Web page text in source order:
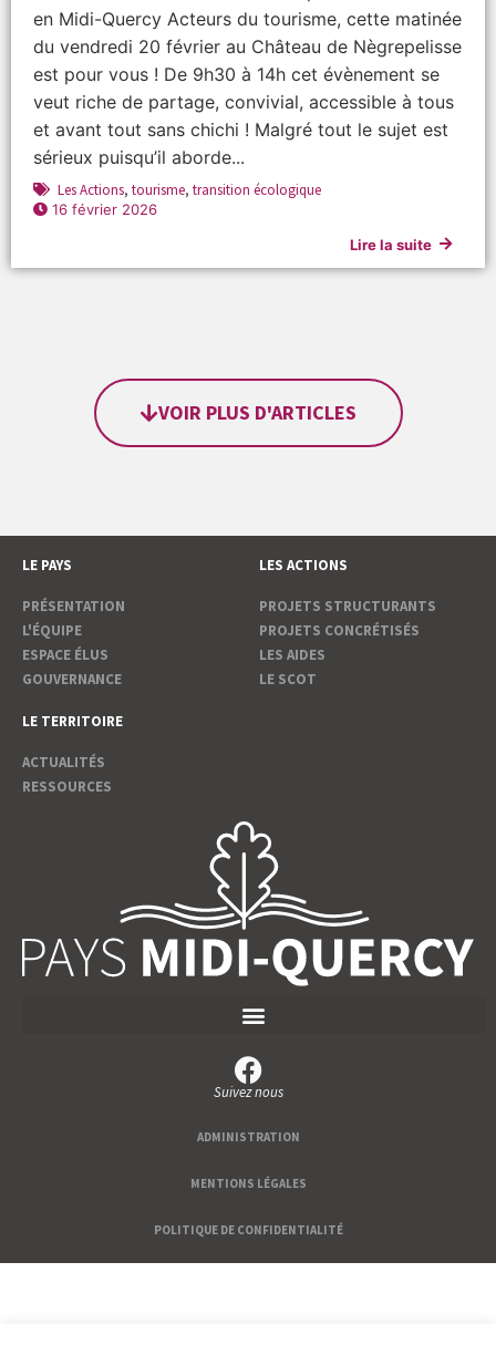
en Midi-Quercy Acteurs du tourisme, cette matinée
du vendredi 20 février au Château de Nègrepelisse
est pour vous ! De 9h30 à 14h cet évènement se
veut riche de partage, convivial, accessible à tous
et avant tout sans chichi ! Malgré tout le sujet est
sérieux puisqu’il aborde...
Les Actions, tourisme, transition écologique
16 février 2026
Lire la suite
VOIR PLUS D'ARTICLES
LE PAYS
PRÉSENTATION
L'ÉQUIPE
ESPACE ÉLUS
GOUVERNANCE
LES ACTIONS
PROJETS STRUCTURANTS
PROJETS CONCRÉTISÉS
LES AIDES
LE SCOT
LE TERRITOIRE
ACTUALITÉS
RESSOURCES
Suivez nous
ADMINISTRATION
MENTIONS LÉGALES
POLITIQUE DE CONFIDENTIALITÉ